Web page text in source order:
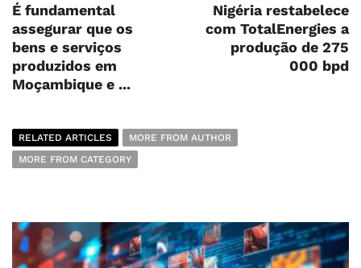
É fundamental
assegurar que os
bens e serviços
produzidos em
Moçambique e ...
Nigéria restabelece
com TotalEnergies a
produção de 275
000 bpd
RELATED ARTICLES
MORE FROM AUTHOR
MORE FROM CATEGORY